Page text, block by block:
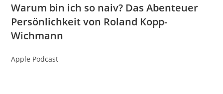
Warum bin ich so naiv? Das Abenteuer
Persönlichkeit von Roland Kopp-
Wichmann
Apple Podcast